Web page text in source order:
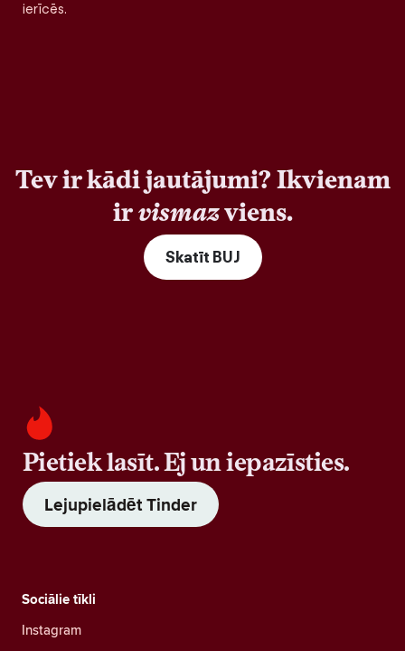
ierīcēs.
Tev ir kādi jautājumi? Ikvienam
irvismazviens.
Skatīt BUJ
Pietiek lasīt. Ej un iepazīsties.
Lejupielādēt Tinder
Sociālie tīkli
Instagram